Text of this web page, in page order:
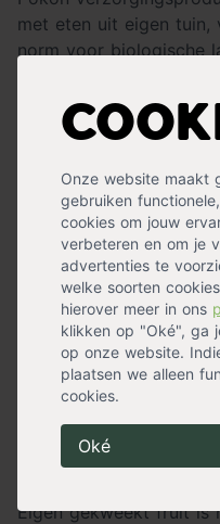
Onze website maakt
gebruiken
cookies om jouw
verbeteren en om je
advertenties te
welke soorten
hierover meer in ons
klikken op "Oké", ga
op onze website.
plaatsen we alleen
cookies.
Oké
met eten uit eigen tuin,
norm voor biologische
meststoffen voldoen
normen.
Wat is er nu lekkerder
Fruit kweken
Eigen gekweekt fruit is